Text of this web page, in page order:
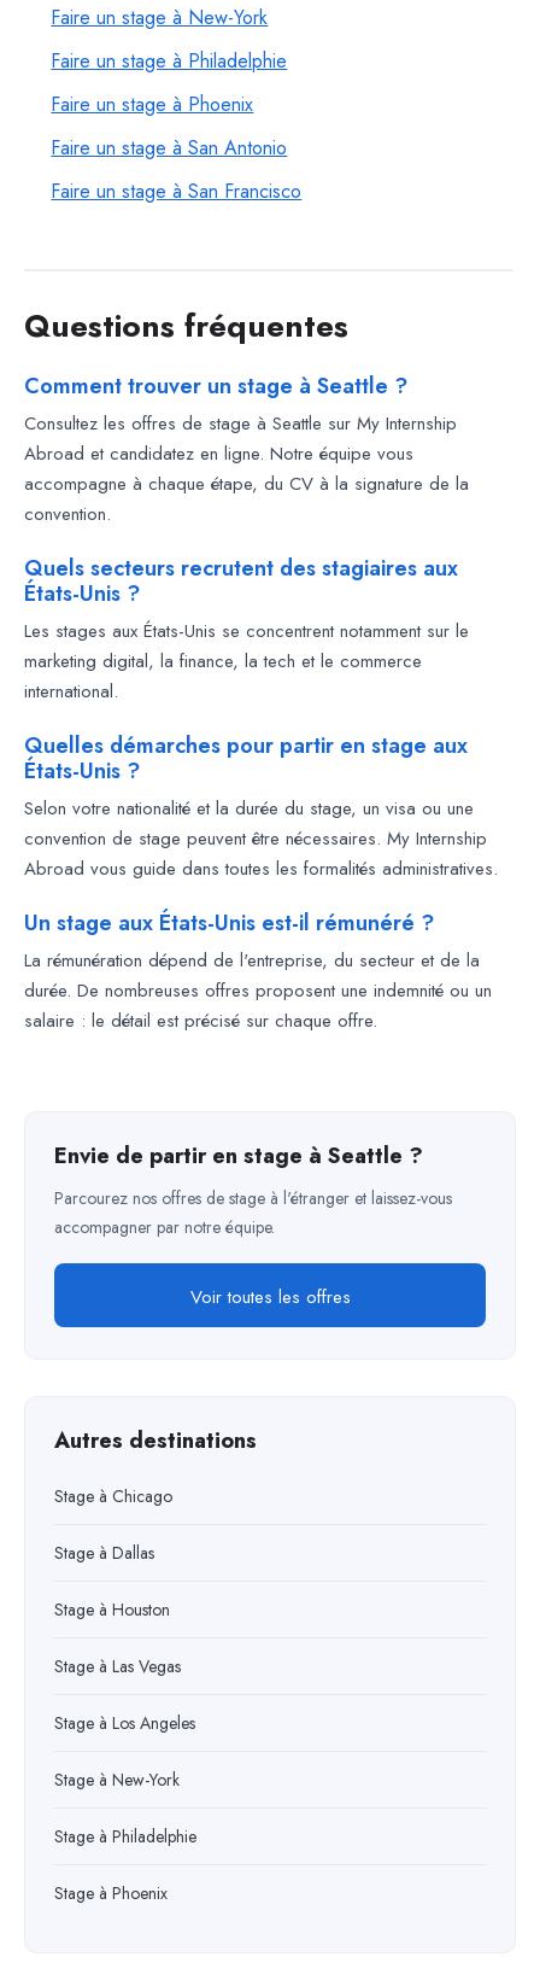
Faire un stage à New-York
Faire un stage à Philadelphie
Faire un stage à Phoenix
Faire un stage à San Antonio
Faire un stage à San Francisco
Questions fréquentes
Comment trouver un stage à Seattle ?
Consultez les offres de stage à Seattle sur My Internship
Abroad et candidatez en ligne. Notre équipe vous
accompagne à chaque étape, du CV à la signature de la
convention.
Quels secteurs recrutent des stagiaires aux
États-Unis ?
Les stages aux États-Unis se concentrent notamment sur le
marketing digital, la finance, la tech et le commerce
international.
Quelles démarches pour partir en stage aux
États-Unis ?
Selon votre nationalité et la durée du stage, un visa ou une
convention de stage peuvent être nécessaires. My Internship
Abroad vous guide dans toutes les formalités administratives.
Un stage aux États-Unis est-il rémunéré ?
La rémunération dépend de l'entreprise, du secteur et de la
durée. De nombreuses offres proposent une indemnité ou un
salaire : le détail est précisé sur chaque offre.
Envie de partir en stage à Seattle ?
Parcourez nos offres de stage à l'étranger et laissez-vous
accompagner par notre équipe.
Voir toutes les offres
Autres destinations
Stage à Chicago
Stage à Dallas
Stage à Houston
Stage à Las Vegas
Stage à Los Angeles
Stage à New-York
Stage à Philadelphie
Stage à Phoenix